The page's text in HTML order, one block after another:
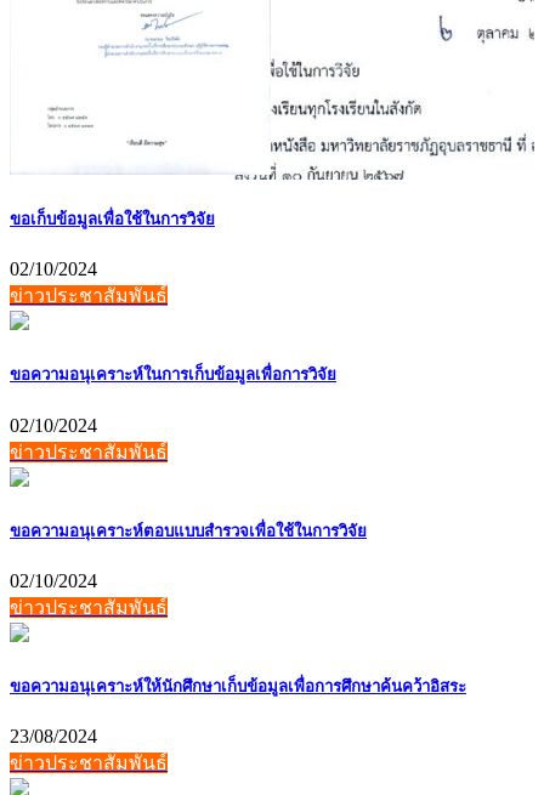
ขอเก็บข้อมูลเพื่อใช้ในการวิจัย
02/10/2024
ข่าวประชาสัมพันธ์
ขอความอนุเคราะห์ในการเก็บข้อมูลเพื่อการวิจัย
02/10/2024
ข่าวประชาสัมพันธ์
ขอความอนุเคราะห์ตอบแบบสำรวจเพื่อใช้ในการวิจัย
02/10/2024
ข่าวประชาสัมพันธ์
ขอความอนุเคราะห์ให้นักศึกษาเก็บข้อมูลเพื่อการศึกษาค้นคว้าอิสระ
23/08/2024
ข่าวประชาสัมพันธ์